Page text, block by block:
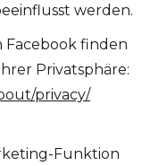
werden.
Facebook finden
Privatsphäre:
privacy/
Funktion